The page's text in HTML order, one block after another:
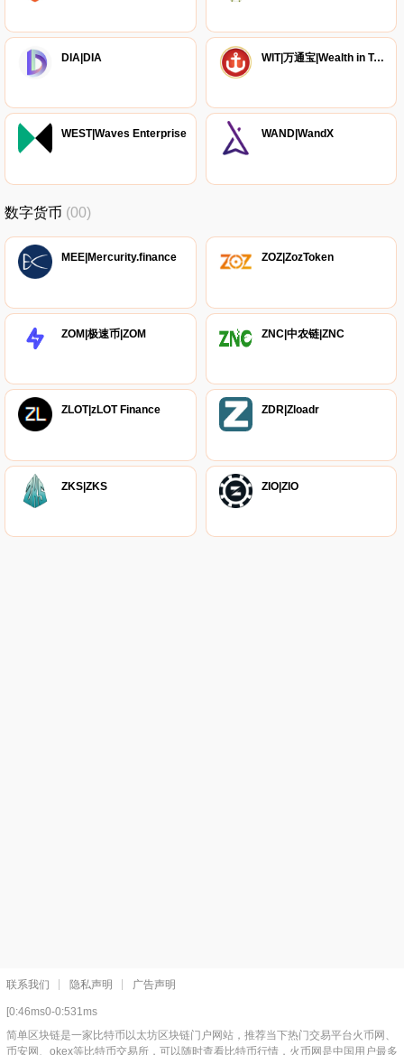
DIA|DIA WIT|万通宝|Wealth in Token
WEST|Waves Enterprise WAND|WandX
数字货币 (00)
MEE|Mercurity.finance ZOZ|ZozToken
ZOM|极速币|ZOM ZNC|中农链|ZNC
ZLOT|zLOT Finance ZDR|Zloadr
ZKS|ZKS ZIO|ZIO
联系我们 隐私声明 广告声明
[0:46ms0-0:531ms
简单区块链是一家比特币以太坊区块链门户网站，推荐当下热门交易平台火币网、
币安网、okex等比特币交易所，可以随时查看比特币行情，火币网是中国用户最多